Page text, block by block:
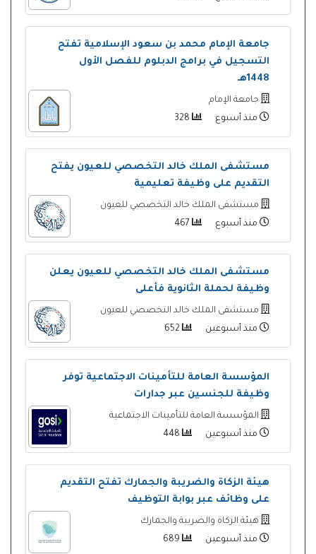
جامعة الإمام محمد بن سعود الإسلامية تفتح
التسجيل في برامج الدبلوم للفصل الأول
1448هـ
جامعة الإمام
منذ أسبوع
مستشفى الملك خالد التخصصي للعيون يفتح
التقديم على وظيفة تعليمية
مستشفى الملك خالد التخصصي للعيون
منذ أسبوع
مستشفى الملك خالد التخصصي للعيون يعلن
وظيفة لحملة الثانوية فأعلى
مستشفى الملك خالد التخصصي للعيون
منذ أسبوعين
المؤسسة العامة للتأمينات الاجتماعية توفر
وظيفة للجنسين عبر جدارات
المؤسسة العامة للتأمينات الاجتماعية
منذ أسبوعين
هيئة الزكاة والضريبة والجمارك تفتح التقديم
على وظائف عبر بوابة التوظيف
هيئة الزكاة والضريبة والجمارك
منذ أسبوعين